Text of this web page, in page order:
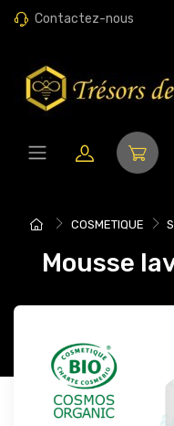
Contactez-nous
COSMETIQUE
Mousse